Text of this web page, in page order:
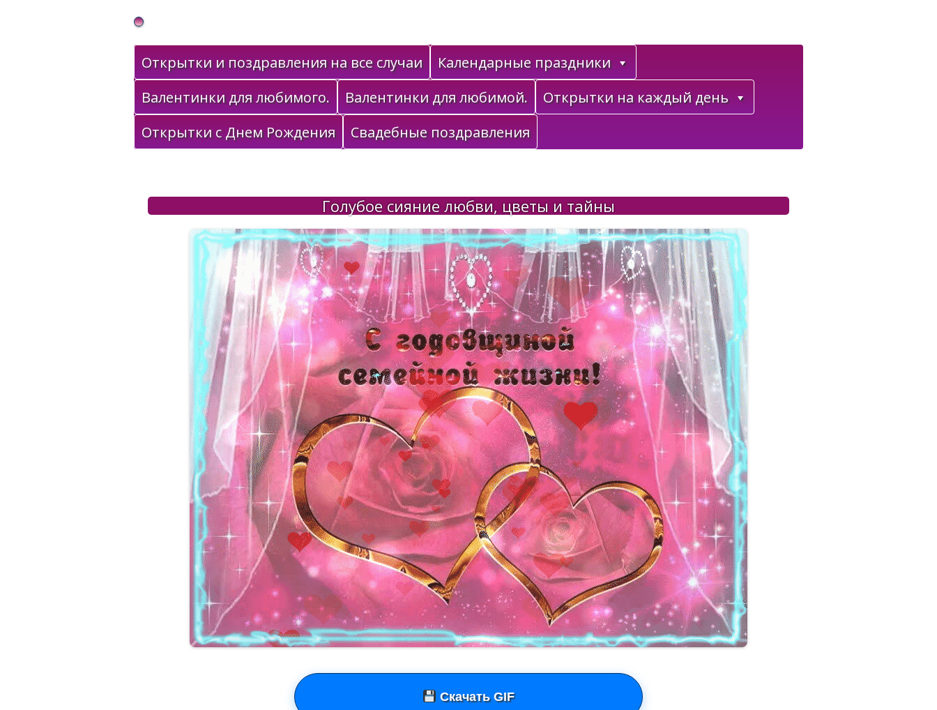
Gif Открытки в подарок
Открытки и поздравления на все случаи
Календарные праздники
Валентинки для любимого.
Валентинки для любимой.
Открытки на каждый день
Открытки с Днем Рождения
Свадебные поздравления
Голубое сияние любви, цветы и тайны
Скачать GIF